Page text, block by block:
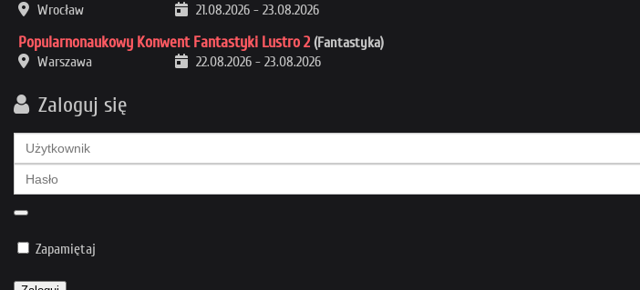
Wrocław
21.08.2026 - 23.08.2026
Popularnonaukowy Konwent Fantastyki Lustro 2 (Fantastyka)
Warszawa
22.08.2026 - 23.08.2026
Zaloguj się
Zapamiętaj